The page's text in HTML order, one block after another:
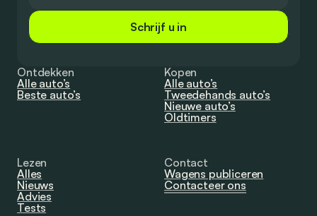
Schrijf u in
Ontdekken
Alle auto’s
Beste auto’s
Kopen
Alle auto’s
Tweedehands auto’s
Nieuwe auto’s
Oldtimers
Lezen
Alles
Nieuws
Advies
Tests
Contact
Wagens publiceren
Contacteer ons